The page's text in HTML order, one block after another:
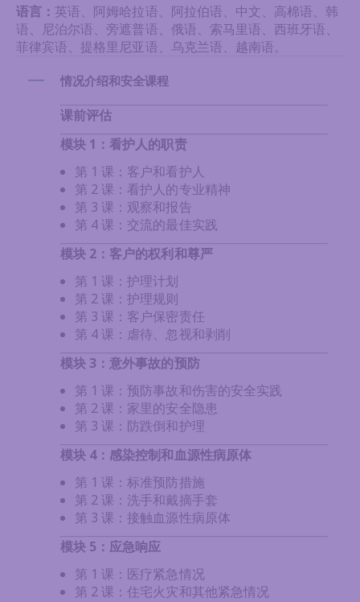
语言： 英语、阿姆哈拉语、阿拉伯语、中文、高棉语、韩
语、尼泊尔语、旁遮普语、俄语、索马里语、西班牙语、
菲律宾语、提格里尼亚语、乌克兰语、越南语。
情况介绍和安全课程
课前评估
模块 1：看护人的职责
第 1 课：客户和看护人
第 2 课：看护人的专业精神
第 3 课：观察和报告
第 4 课：交流的最佳实践
模块 2：客户的权利和尊严
第 1 课：护理计划
第 2 课：护理规则
第 3 课：客户保密责任
第 4 课：虐待、忽视和剥削
模块 3：意外事故的预防
第 1 课：预防事故和伤害的安全实践
第 2 课：家里的安全隐患
第 3 课：防跌倒和护理
模块 4：感染控制和血源性病原体
第 1 课：标准预防措施
第 2 课：洗手和戴摘手套
第 3 课：接触血源性病原体
模块 5：应急响应
第 1 课：医疗紧急情况
第 2 课：住宅火灾和其他紧急情况